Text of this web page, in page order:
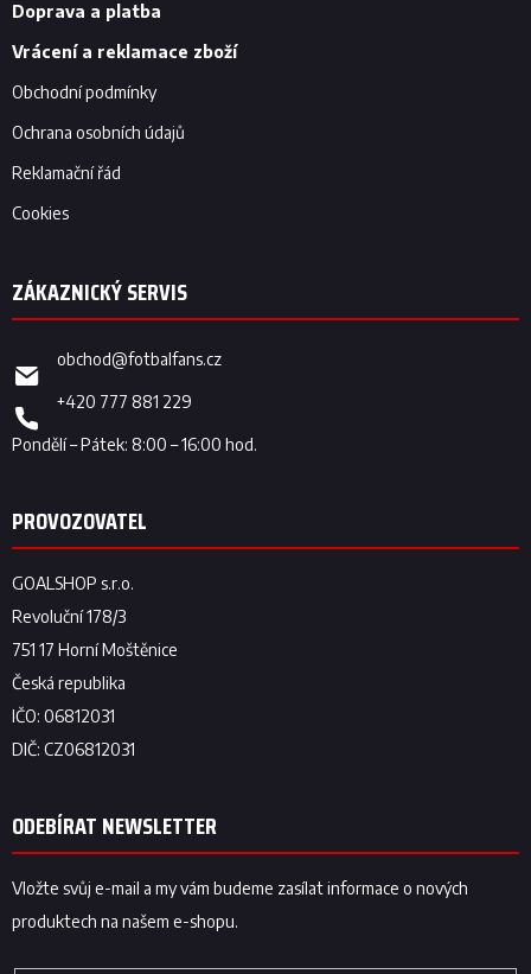
Doprava a platba
Vrácení a reklamace zboží
Obchodní podmínky
Ochrana osobních údajů
Reklamační řád
Cookies
obchod@fotbalfans.cz
+420 777 881 229
ODEBÍRAT NEWSLETTER
Vložte svůj e-mail a my vám budeme zasílat informace o nových
produktech na našem e-shopu.